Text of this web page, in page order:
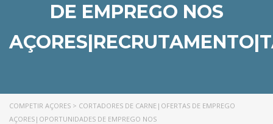
DE EMPREGO NOS
COMPETIR AÇORES > CORTADORES DE CARNE|OFERTAS DE EMPREGO
AÇORES|OPORTUNIDADES DE EMPREGO NOS